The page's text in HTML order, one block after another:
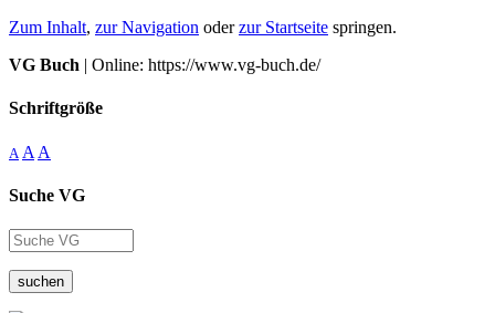
Zum Inhalt, zur Navigation oderzur Startseite springen.
VG Buch | Online: https://www.vg-buch.de/
Schriftgröße
A A A
Suche VG
suchen